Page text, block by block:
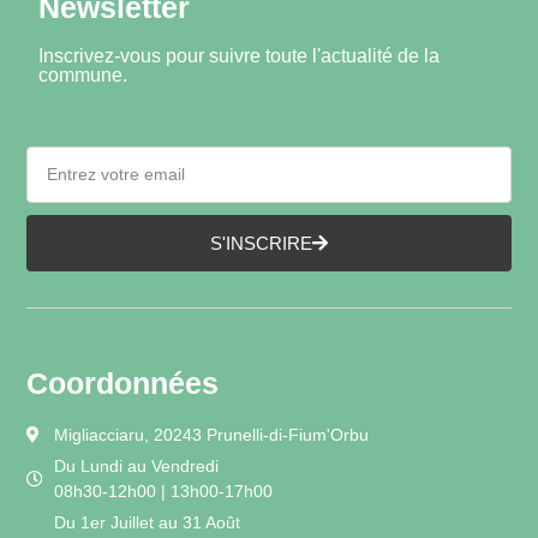
Newsletter
Inscrivez-vous pour suivre toute l'actualité de la
commune.
S'INSCRIRE
Coordonnées
Migliacciaru, 20243 Prunelli-di-Fium'Orbu
Du Lundi au Vendredi
08h30-12h00 | 13h00-17h00
Du 1er Juillet au 31 Août